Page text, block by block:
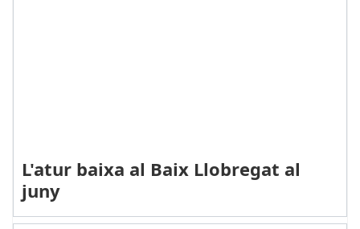
L'atur baixa al Baix Llobregat al
juny